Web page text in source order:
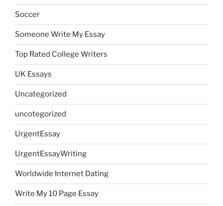
Soccer
Someone Write My Essay
Top Rated College Writers
UK Essays
Uncategorized
uncotegorized
UrgentEssay
UrgentEssayWriting
Worldwide Internet Dating
Write My 10 Page Essay